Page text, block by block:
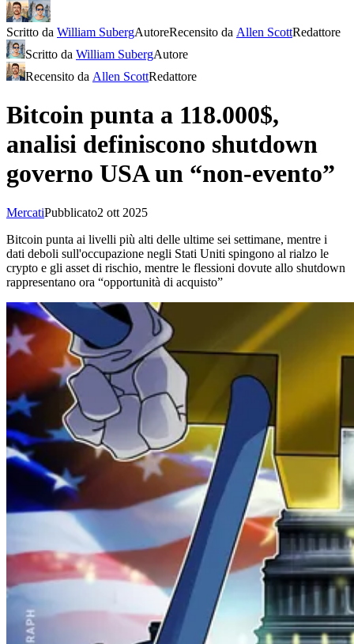
Scritto da William SubergAutoreRecensito da Allen ScottRedattore
Scritto da William SubergAutore
Recensito da Allen ScottRedattore
Bitcoin punta a 118.000$,
analisi definiscono shutdown
governo USA un “non-evento”
MercatiPubblicato2 ott 2025
Bitcoin punta ai livelli più alti delle ultime sei settimane, mentre i
dati deboli sull'occupazione negli Stati Uniti spingono al rialzo le
crypto e gli asset di rischio, mentre le flessioni dovute allo shutdown
rappresentano ora “opportunità di acquisto”